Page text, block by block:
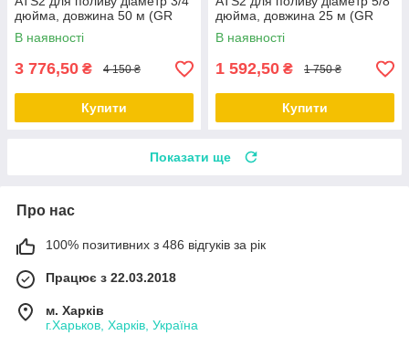
дюйма, довжина 50 м (GR
3/4 50)
В наявності
3 776,50 ₴ 4 150 ₴
Купити
дюйма, довжина 25 м (GR
5/8 25)
В наявності
1 592,50 ₴ 1 750 ₴
Купити
Показати ще
Про нас
100% позитивних з 486 відгуків за рік
Працює з 22.03.2018
м. Харків
г.Харьков, Харків, Україна